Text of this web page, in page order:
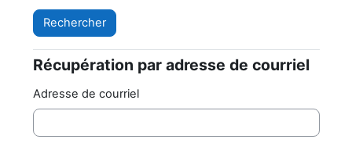
Récupération par adresse de courriel
Récupération par adresse de courriel
Adresse de courriel